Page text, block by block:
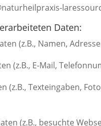
Daten:
(z.B., Namen,
(z.B., E-Mail,
(z.B., Texteingaben,
(z.B., besuchte